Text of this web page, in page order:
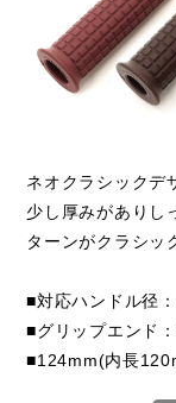
ネオクラシックデ
少し厚みがありし
ターンがクラシッ
■対応ハンドル径
■グリップエンド
■124mm(内長